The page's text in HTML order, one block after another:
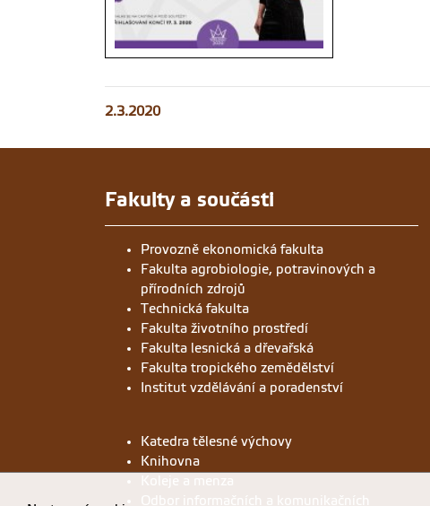
2.3.2020
Fakulty a součásti
Provozně ekonomická fakulta
Fakulta agrobiologie, potravinových a
přírodních zdrojů
Technická fakulta
Fakulta životního prostředí
Fakulta lesnická a dřevařská
Fakulta tropického zemědělství
Institut vzdělávání a poradenství
Katedra tělesné výchovy
Knihovna